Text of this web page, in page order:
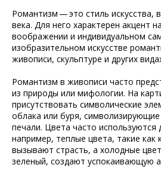
Романтизм — это стиль искусства,
века. Для него характерен акцент
воображении и индивидуальном
изобразительном искусстве
живописи, скульптуре и других
Романтизм в живописи часто
из природы или мифологии. На
присутствовать символические
облака или буря, символизирующие
печали. Цвета часто используются
например, теплые цвета, такие
вызывают страсть, а холодные
зеленый, создают успокаивающую